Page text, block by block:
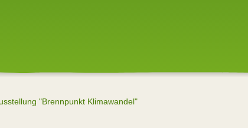
"Brennpunkt Klimawandel"